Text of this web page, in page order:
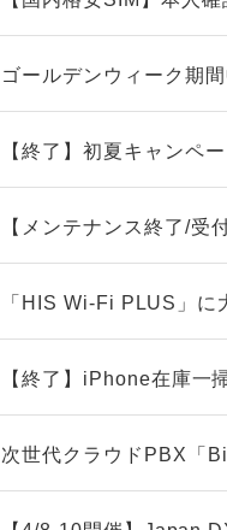
ゴールデンウィーク期
【終了】初夏キャンペ
【メンテナンス終了/受
「HIS Wi-Fi PLUS」
【終了】iPhone在庫一
次世代クラウドPBX「